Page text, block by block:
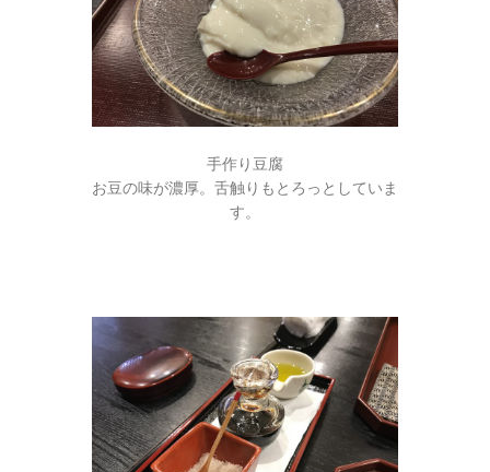
手作り豆腐
お豆の味が濃厚。舌触りもとろっとしていま
す。